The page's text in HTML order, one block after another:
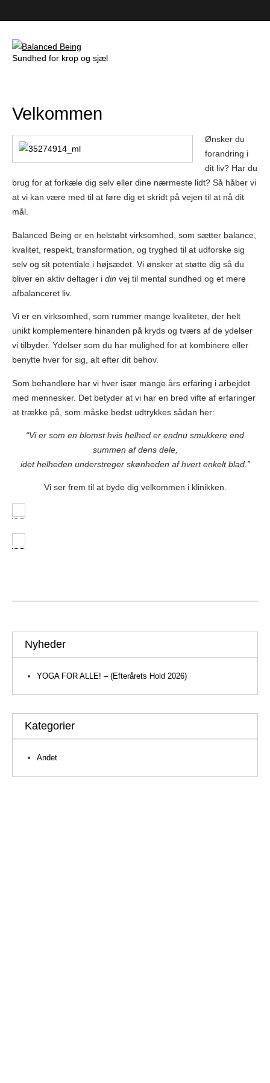
Sundhed for krop og sjæl
Velkommen
Ønsker du
forandring i
dit liv? Har du
brug for at forkæle dig selv eller dine nærmeste lidt? Så håber vi
at vi kan være med til at føre dig et skridt på vejen til at nå dit
mål.
Balanced Being er en helstøbt virksomhed, som sætter balance,
kvalitet, respekt, transformation, og tryghed til at udforske sig
selv og sit potentiale i højsædet. Vi ønsker at støtte dig så du
bliver en aktiv deltager i din vej til mental sundhed og et mere
afbalanceret liv.
Vi er en virksomhed, som rummer mange kvaliteter, der helt
unikt komplementere hinanden på kryds og tværs af de ydelser
vi tilbyder. Ydelser som du har mulighed for at kombinere eller
benytte hver for sig, alt efter dit behov.
Som behandlere har vi hver især mange års erfaring i arbejdet
med mennesker. Det betyder at vi har en bred vifte af erfaringer
at trække på, som måske bedst udtrykkes sådan her:
“Vi er som en blomst hvis helhed er endnu smukkere end
summen af dens dele,
idet helheden understreger skønheden af hvert enkelt blad.”
Vi ser frem til at byde dig velkommen i klinikken.
Nyheder
YOGA FOR ALLE! – (Efterårets Hold 2026)
Kategorier
Andet